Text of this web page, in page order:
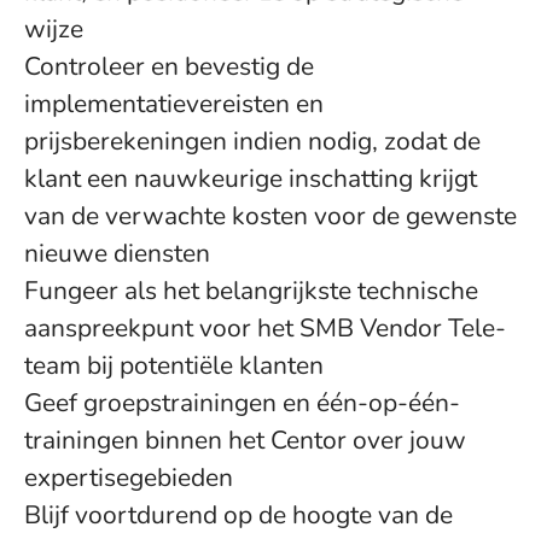
wijze
Controleer en bevestig de
implementatievereisten en
prijsberekeningen indien nodig, zodat de
klant een nauwkeurige inschatting krijgt
van de verwachte kosten voor de gewenste
nieuwe diensten
Fungeer als het belangrijkste technische
aanspreekpunt voor het SMB Vendor Tele-
team bij potentiële klanten
Geef groepstrainingen en één-op-één-
trainingen binnen het Centor over jouw
expertisegebieden
Blijf voortdurend op de hoogte van de